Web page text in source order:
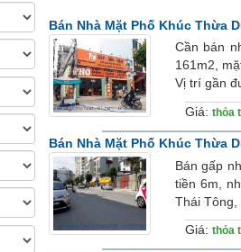
Bán Nhà Mặt Phố Khúc Thừa
Cần bán
161m2,
Vị trí gần
Giá: thỏa
Bán Nhà Mặt Phố Khúc Thừa
Bán gấp
tiền 6m,
Thái Tông,
Giá: thỏa